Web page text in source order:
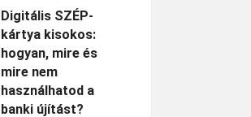
Digitális SZÉP-
kártya kisokos:
hogyan, mire és
mire nem
használhatod a
banki újítást?